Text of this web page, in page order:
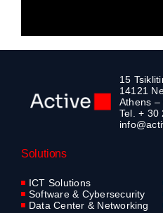
15
14121
Athens –
Tel. + 30
Solutions
ICT Solutions
Software & Cybersecurity
Data Center & Networking